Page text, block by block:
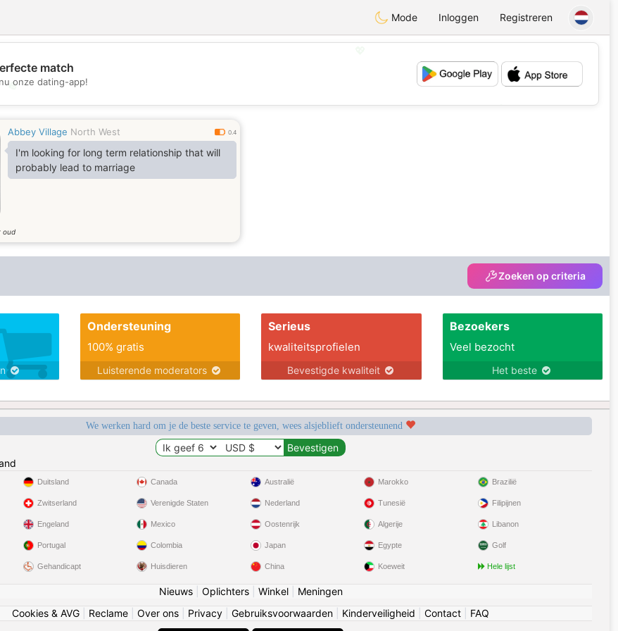
Mode Inloggen Registreren
💖
💕
match
onze dating-app!
Abbey Village North West 0.4
I'm looking for long term relationship that will
probably lead to marriage
oud
Zoeken op criteria
Ondersteuning
100% gratis
Luisterende moderators
Serieus
kwaliteitsprofielen
Bevestigde kwaliteit
Bezoekers
Veel bezocht
Het beste
We werken hard om je de beste service te geven, wees alsjeblieft ondersteunend
Duitsland
Zwitserland
Engeland
Portugal
Gehandicapt
Canada
Verenigde Staten
Mexico
Colombia
Huisdieren
Australië
Nederland
Oostenrijk
Japan
China
Marokko
Tunesië
Algerije
Egypte
Koeweit
Brazilië
Filipijnen
Libanon
Golf
Hele lijst
Nieuws| Oplichters| Winkel| Meningen
Cookies & AVG
Reclame Over ons Privacy Gebruiksvoorwaarden Kinderveiligheid Contact FAQ